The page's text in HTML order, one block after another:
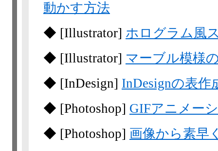
動かす方法
◆ [Illustrator] ホログラム風
◆ [Illustrator] マーブル模様
◆ [InDesign] InDesignの表作
◆ [Photoshop] GIFアニメー
◆ [Photoshop] 画像から素早